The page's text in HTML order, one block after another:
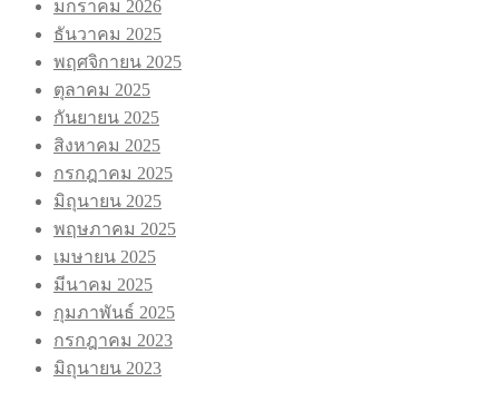
มกราคม 2026
ธันวาคม 2025
พฤศจิกายน 2025
ตุลาคม 2025
กันยายน 2025
สิงหาคม 2025
กรกฎาคม 2025
มิถุนายน 2025
พฤษภาคม 2025
เมษายน 2025
มีนาคม 2025
กุมภาพันธ์ 2025
กรกฎาคม 2023
มิถุนายน 2023